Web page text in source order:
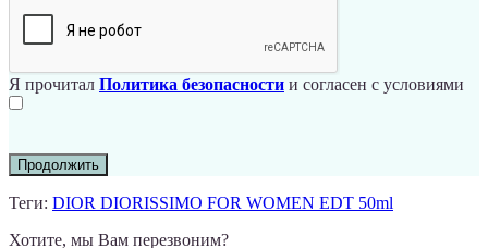
Я прочитал Политика безопасности и согласен с условиями
Продолжить
Теги: DIOR DIORISSIMO FOR WOMEN EDT 50ml
Хотите, мы Вам перезвоним?